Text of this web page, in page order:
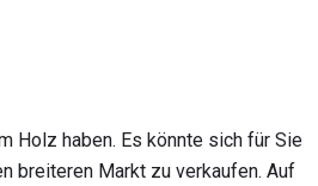
Holz haben. Es könnte sich für Sie
breiteren Markt zu verkaufen. Auf